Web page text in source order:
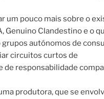
um pouco mais sobre o
Genuino Clandestino e o
autónomos de
circuitos curtos de
de responsabilidade
produtora, que se